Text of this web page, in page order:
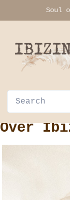
Soul
Over